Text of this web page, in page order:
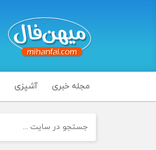
مجله خبری آشپزی